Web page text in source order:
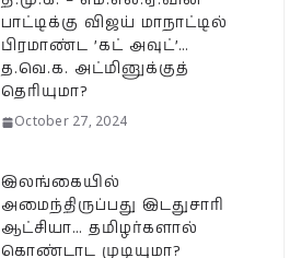
பாட்டிக்கு விஜய் மாநாட்டில்
பிரமாண்ட ’கட் அவுட்’…
த.வெ.க. அட்மினுக்குத்
தெரியுமா?
October 27, 2024
இலங்கையில்
அமைந்திருப்பது இடதுசாரி
ஆட்சியா… தமிழர்களால்
கொண்டாட முடியுமா?